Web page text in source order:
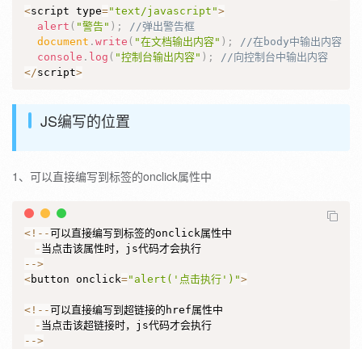
<script type="text/javascript">
alert ( "警告" ) ;
//弹出警告框
document . write ( "在文档输出内容" ) ;
//在body中输出内容
console . log ( "控制台输出内容" ) ;
//向控制台中输出内容
</script>
JS编写的位置
1、可以直接编写到标签的onclick属性中
< ! --可以直接编写到标签的onclick属性中
-
-->
<button onclick="alert('点击执行')">
< ! --可以直接编写到超链接的href属性中
-
-->